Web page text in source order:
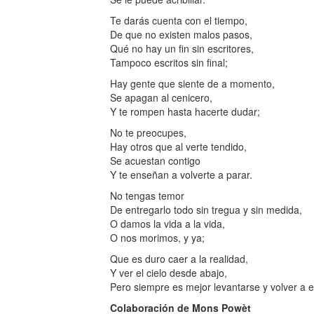
Te darás cuenta con el tiempo,
De que no existen malos pasos,
Qué no hay un fin sin escritores,
Tampoco escritos sin final;
Hay gente que siente de a momento,
Se apagan al cenicero,
Y te rompen hasta hacerte dudar;
No te preocupes,
Hay otros que al verte tendido,
Se acuestan contigo
Y te enseñan a volverte a parar.
No tengas temor
De entregarlo todo sin tregua y sin medida,
O damos la vida a la vida,
O nos morimos, y ya;
Que es duro caer a la realidad,
Y ver el cielo desde abajo,
Pero siempre es mejor levantarse y volver a
Colaboración de Mons Powèt